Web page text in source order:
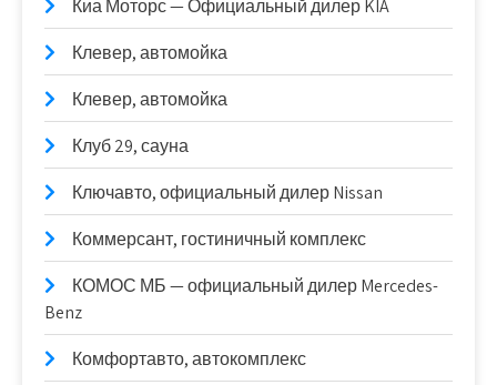
Киа Моторс — Официальный дилер KIA
Клевер, автомойка
Клевер, автомойка
Клуб 29, сауна
Ключавто, официальный дилер Nissan
Коммерсант, гостиничный комплекс
КОМОС МБ — официальный дилер Mercedes-
Benz
Комфортавто, автокомплекс